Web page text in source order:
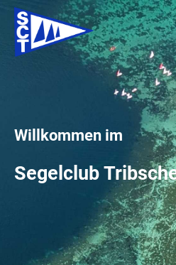
Willkommen im
Segelclub